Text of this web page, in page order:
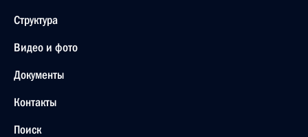
Структура
Видео и фото
Документы
Контакты
Поиск